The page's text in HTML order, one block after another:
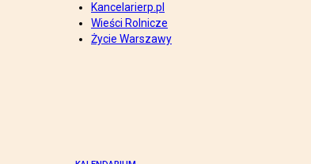
Kancelarierp.pl
Wieści Rolnicze
Życie Warszawy